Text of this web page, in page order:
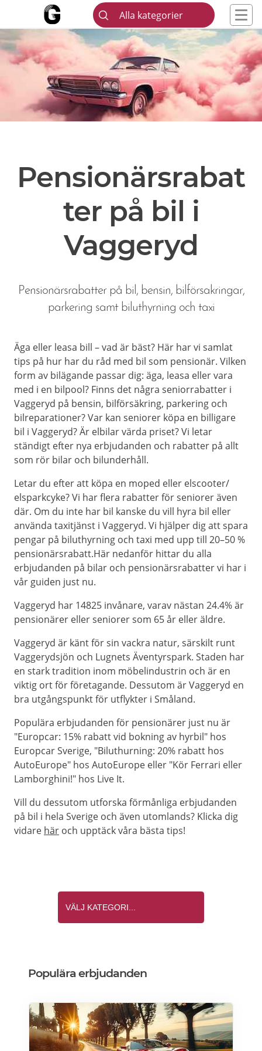
Alla kategorier
Pensionärsrabat
ter på bil i
Vaggeryd
Pensionärsrabatter på bil, bensin, bilförsakringar,
parkering samt biluthyrning och taxi
Äga eller leasa bill – vad är bäst? Här har vi samlat
tips på hur har du råd med bil som pensionär. Vilken
form av bilägande passar dig: äga, leasa eller vara
med i en bilpool? Finns det några seniorrabatter i
Vaggeryd på bensin, bilförsäkring, parkering och
bilreparationer? Var kan seniorer köpa en billigare
bil i Vaggeryd? Är elbilar värda priset? Vi letar
ständigt efter nya erbjudanden och rabatter på allt
som rör bilar och bilunderhåll.
Letar du efter att köpa en moped eller elscooter/
elsparkcyke? Vi har flera rabatter för seniorer även
där. Om du inte har bil kanske du vill hyra bil eller
använda taxitjänst i Vaggeryd. Vi hjälper dig att spara
pengar på biluthyrning och taxi med upp till 20–50 %
pensionärsrabatt.Här nedanför hittar du alla
erbjudanden på bilar och pensionärsrabatter vi har i
vår guiden just nu.
Vaggeryd har 14825 invånare, varav nästan 24.4% är
pensionärer eller seniorer som 65 år eller äldre.
Vaggeryd är känt för sin vackra natur, särskilt runt
Vaggerydsjön och Lugnets Äventyrspark. Staden har
en stark tradition inom möbelindustrin och är en
viktig ort för företagande. Dessutom är Vaggeryd en
bra utgångspunkt för utflykter i Småland.
Populära erbjudanden för pensionärer just nu är
"Europcar: 15% rabatt vid bokning av hyrbil" hos
Europcar Sverige, "Biluthurning: 20% rabatt hos
AutoEurope" hos AutoEurope eller "Kör Ferrari eller
Lamborghini!" hos Live It.
Vill du dessutom utforska förmånliga erbjudanden
på bil i hela Sverige och även utomlands? Klicka dig
vidare här och upptäck våra bästa tips!
Populära erbjudanden